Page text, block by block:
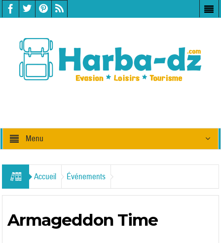
Menu
Accueil Événements
Armageddon Time